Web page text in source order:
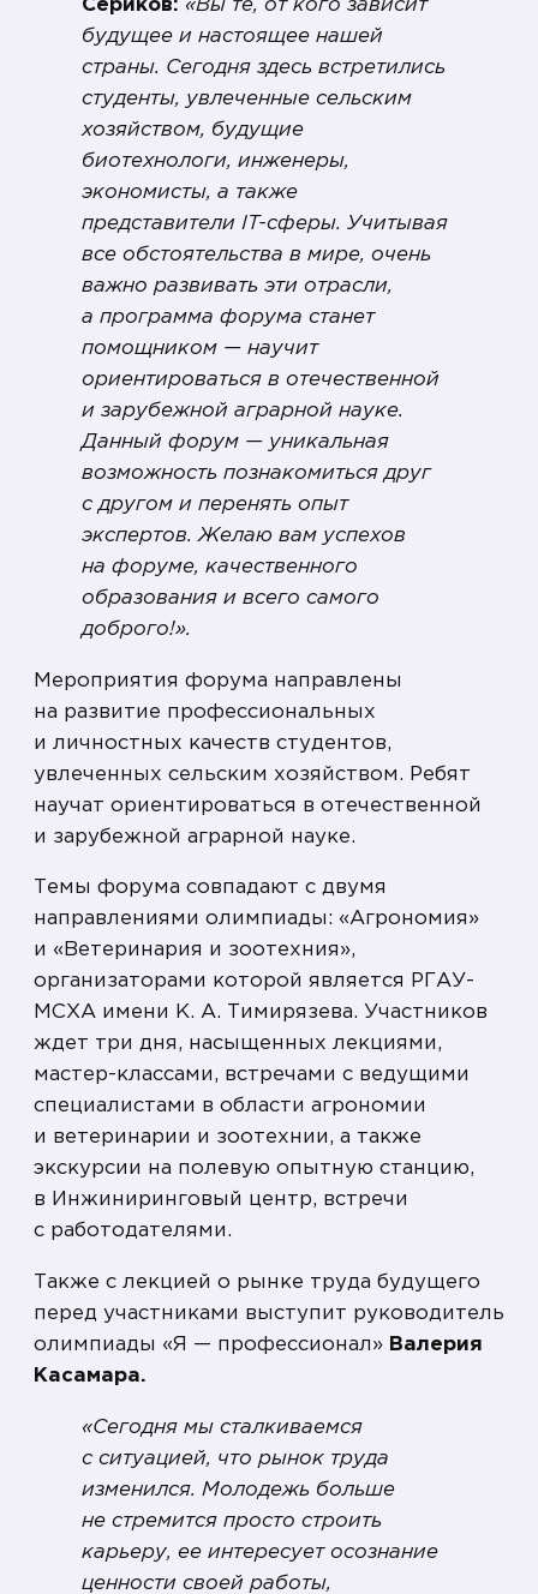
Сериков: «Вы те, от кого зависит
будущее и настоящее нашей
страны. Сегодня здесь встретились
студенты, увлеченные сельским
хозяйством, будущие
биотехнологи, инженеры,
экономисты, а также
представители IT-сферы. Учитывая
все обстоятельства в мире, очень
важно развивать эти отрасли,
а программа форума станет
помощником — научит
ориентироваться в отечественной
и зарубежной аграрной науке.
Данный форум — уникальная
возможность познакомиться друг
с другом и перенять опыт
экспертов. Желаю вам успехов
на форуме, качественного
образования и всего самого
доброго!».
Мероприятия форума направлены
на развитие профессиональных
и личностных качеств студентов,
увлеченных сельским хозяйством. Ребят
научат ориентироваться в отечественной
и зарубежной аграрной науке.
Темы форума совпадают с двумя
направлениями олимпиады: «Агрономия»
и «Ветеринария и зоотехния»,
организаторами которой является РГАУ-
МСХА имени К. А. Тимирязева. Участников
ждет три дня, насыщенных лекциями,
мастер-классами, встречами с ведущими
специалистами в области агрономии
и ветеринарии и зоотехнии, а также
экскурсии на полевую опытную станцию,
в Инжиниринговый центр, встречи
с работодателями.
Также с лекцией о рынке труда будущего
перед участниками выступит руководитель
олимпиады «Я — профессионал» Валерия
Касамара.
«Сегодня мы сталкиваемся
с ситуацией, что рынок труда
изменился. Молодежь больше
не стремится просто строить
карьеру, ее интересует осознание
ценности своей работы,